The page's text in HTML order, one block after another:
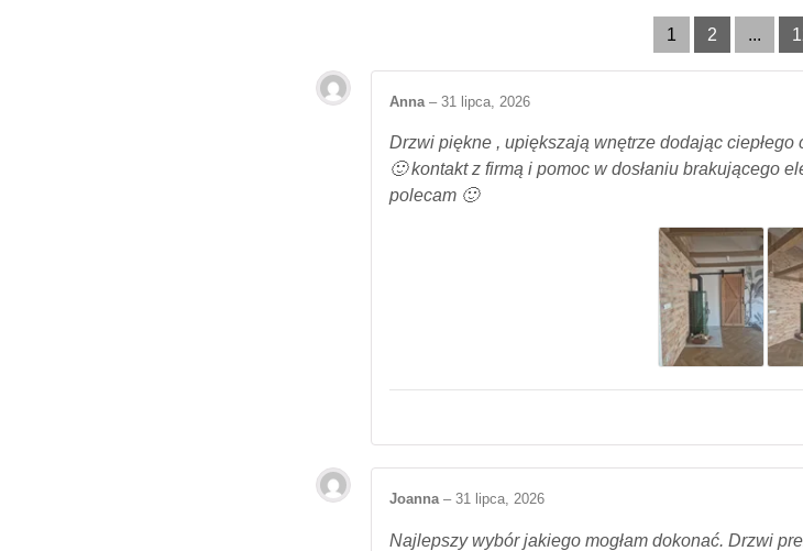
1 2 ...
Anna – 31 lipca, 2026
Drzwi piękne , upiększają wnętrze dodając
🙂 kontakt z firmą i pomoc w dosłaniu brakującego
polecam 🙂
Joanna – 31 lipca, 2026
Najlepszy wybór jakiego mogłam dokonać. Drzwi